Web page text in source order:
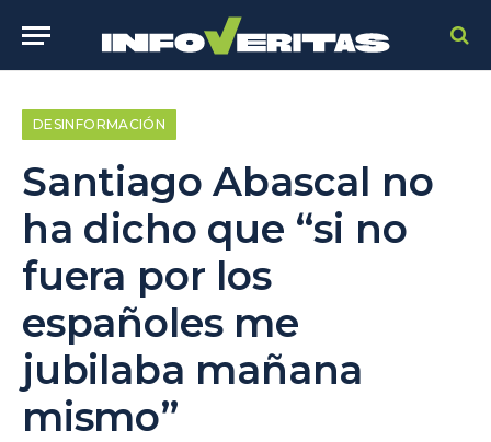
DESINFORMACIÓN
Santiago Abascal no
ha dicho que “si no
fuera por los
españoles me
jubilaba mañana
mismo”